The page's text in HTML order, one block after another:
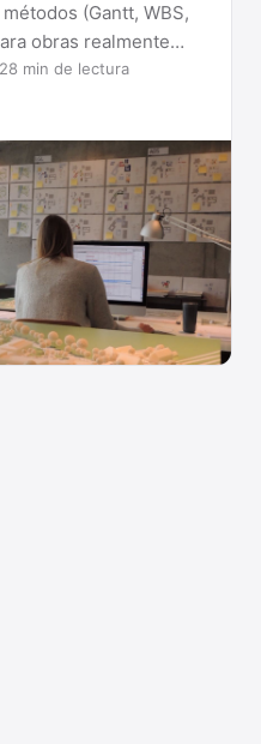
(Gantt, WBS,
obras realmente
min de lectura